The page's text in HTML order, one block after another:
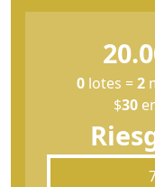
0 lotes =2
$30